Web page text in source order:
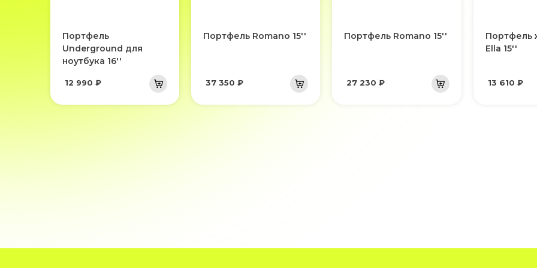
Портфель
Underground для
ноутбука 16''
12 990 ₽
Портфель Romano 15''
37 350 ₽
Портфель Romano 15''
27 230 ₽
Портфель
Ella 15''
13 610 ₽